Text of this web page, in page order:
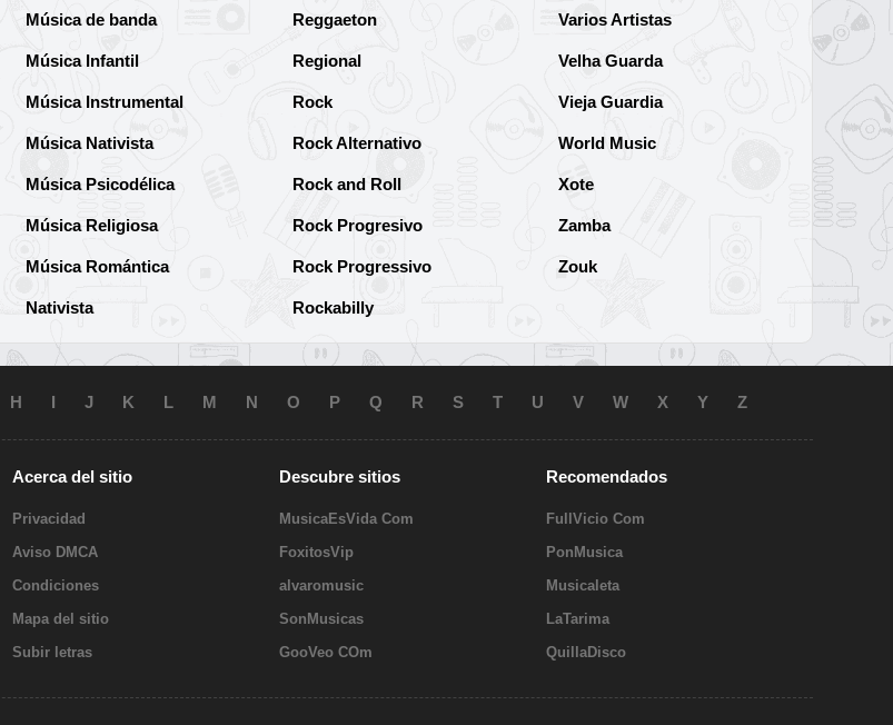
Música de banda
Música Infantil
Música Instrumental
Música Nativista
Música Psicodélica
Música Religiosa
Música Romántica
Nativista
Reggaeton
Regional
Rock
Rock Alternativo
Rock and Roll
Rock Progresivo
Rock Progressivo
Rockabilly
Varios Artistas
Velha Guarda
Vieja Guardia
World Music
Xote
Zamba
Zouk
H I J K L M N O P Q R S T U V W X Y Z
Acerca del sitio
Privacidad
Aviso DMCA
Condiciones
Mapa del sitio
Subir letras
Descubre sitios
MusicaEsVida Com
FoxitosVip
alvaromusic
SonMusicas
GooVeo COm
Recomendados
FullVicio Com
PonMusica
Musicaleta
LaTarima
QuillaDisco